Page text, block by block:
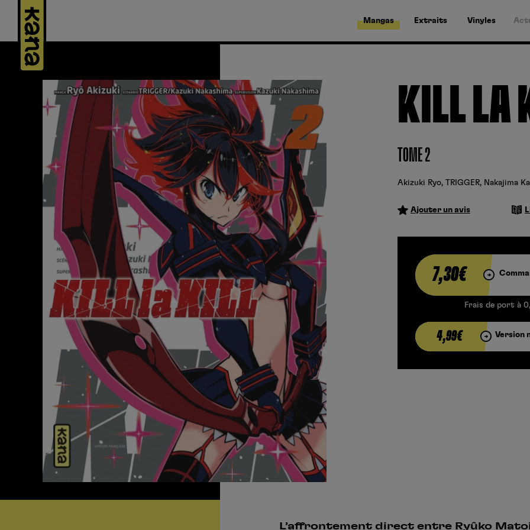
Mangas Extraits Vinyles
KILL LA
TOME 2
Akizuki Ryo, TRIGGER, Nakajima
Ajouter un avis
7,30€
Frais de port à
4,99€ Version
L’affrontement direct entre Ryûko
Panneau de gestion des cookies